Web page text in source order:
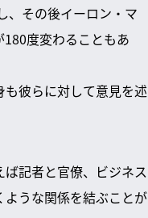
、その後イーロン・マ
度変わることもあ
彼らに対して意見を述
記者と官僚、ビジネス
うな関係を結ぶことが